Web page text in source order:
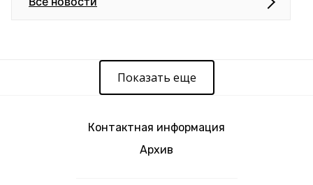
Показать еще
Контактная информация
Архив